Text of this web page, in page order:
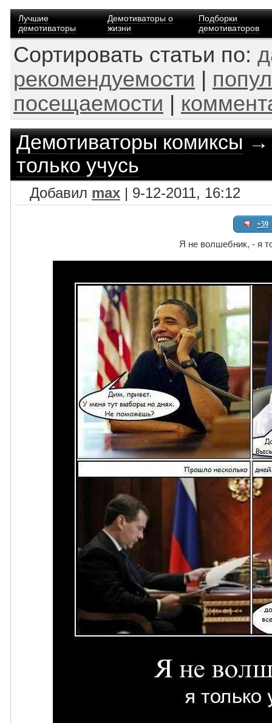
Лучшие
демотиваторы
Демотиваторы о
жизни
Подборки
демотиваторов
Сортировать статьи по:
рекомендуемости
посещаемости
Демотиваторы комиксы
только учусь
Добавил max | 9-12-2011, 16:12
+59
Я не волшебник, - я